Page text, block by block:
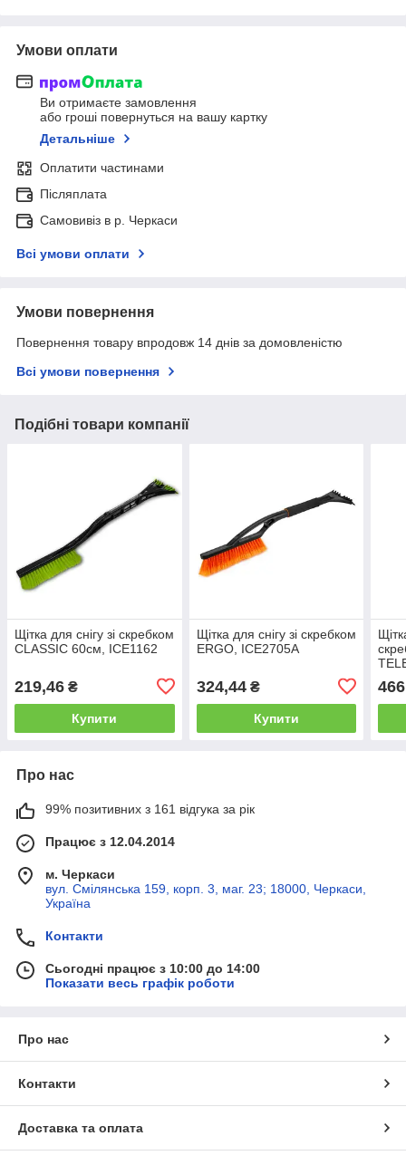
Умови оплати
Ви отримаєте замовлення
або гроші повернуться на вашу картку
Детальніше
Оплатити частинами
Післяплата
Самовивіз в р. Черкаси
Всі умови оплати
Умови повернення
Повернення товару впродовж 14 днів за домовленістю
Всі умови повернення
Подібні товари компанії
Щітка для снігу зі скребком
CLASSIC 60см, ICE1162
219,46 ₴
Купити
Щітка для снігу зі скребком
ERGO, ICE2705A
324,44₴
Купити
Про нас
99% позитивних з 161 відгука за рік
Працює з 12.04.2014
м. Черкаси
вул. Смілянська 159, корп. 3, маг. 23; 18000, Черкаси,
Україна
Контакти
Сьогодні працює з 10:00 до 14:00
Показати весь графік роботи
Про нас
Контакти
Доставка та оплата